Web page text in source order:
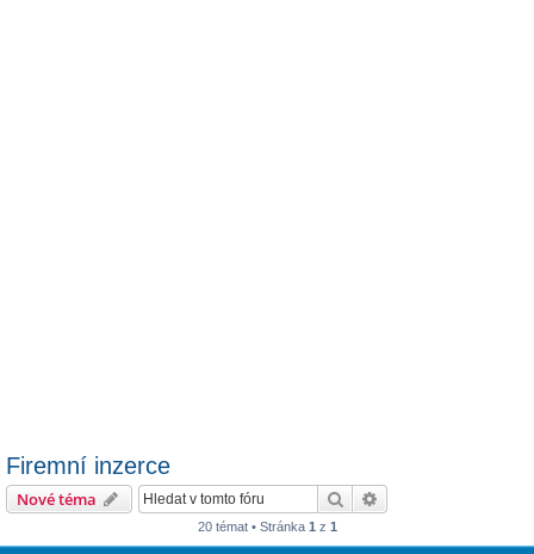
Firemní inzerce
Nové téma Hledat
20 témat • Stránka 1 z 1